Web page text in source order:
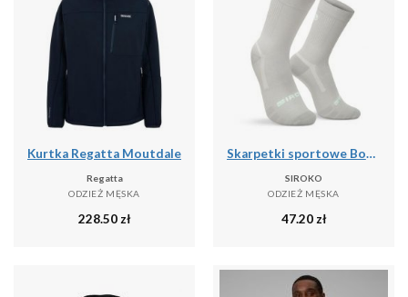
Kurtka Regatta Moutdale
Regatta
ODZIEŻ MĘSKA
228.50 zł
Skarpetki sportowe Boombastic Siroko BBC Amp Gray
SIROKO
ODZIEŻ MĘSKA
47.20 zł